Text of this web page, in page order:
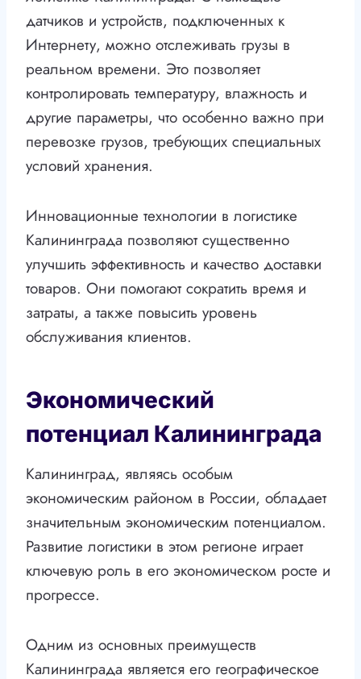
датчиков и устройств, подключенных к
Интернету, можно отслеживать грузы в
реальном времени. Это позволяет
контролировать температуру, влажность и
другие параметры, что особенно важно при
перевозке грузов, требующих специальных
условий хранения.
Инновационные технологии в логистике
Калининграда позволяют существенно
улучшить эффективность и качество доставки
товаров. Они помогают сократить время и
затраты, а также повысить уровень
обслуживания клиентов.
Экономический
потенциал Калининграда
Калининград, являясь особым
экономическим районом в России, обладает
значительным экономическим потенциалом.
Развитие логистики в этом регионе играет
ключевую роль в его экономическом росте и
прогрессе.
Одним из основных преимуществ
Калининграда является его географическое